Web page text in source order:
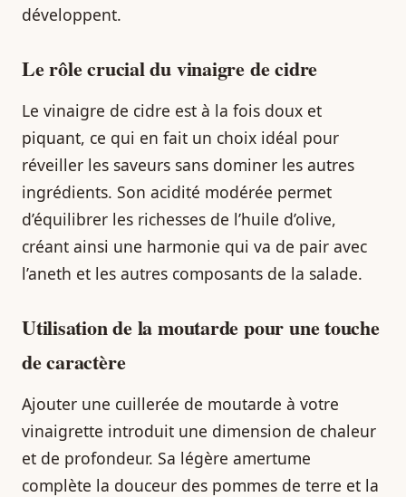
développent.
Le rôle crucial du vinaigre de cidre
Le vinaigre de cidre est à la fois doux et
piquant, ce qui en fait un choix idéal pour
réveiller les saveurs sans dominer les autres
ingrédients. Son acidité modérée permet
d’équilibrer les richesses de l’huile d’olive,
créant ainsi une harmonie qui va de pair avec
l’aneth et les autres composants de la salade.
Utilisation de la moutarde pour une touche
de caractère
Ajouter une cuillerée de moutarde à votre
vinaigrette introduit une dimension de chaleur
et de profondeur. Sa légère amertume
complète la douceur des pommes de terre et la